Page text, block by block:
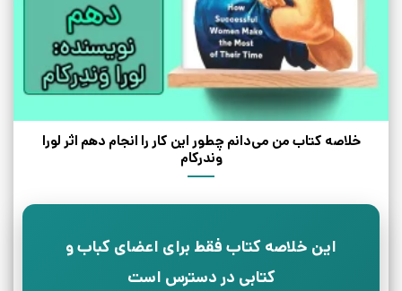
خلاصه کتاب من می‌دانم چطور این کار را انجام دهم اثر لورا
وندرکام
این خلاصه کتاب فقط برای اعضای کباب و
کتابی در دسترس است